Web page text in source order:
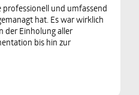
und umfassend
hat. Es war wirklich
der Einholung aller
bis hin zur